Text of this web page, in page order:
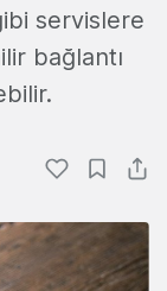
servislere
bağlantı